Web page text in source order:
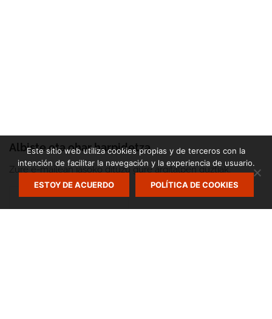
Albiste eta ohar harpidetza
Zure e-mailean jasoko dituzu gure argitalpen guztiak.
Este sitio web utiliza cookies propias y de terceros con la
intención de facilitar la navegación y la experiencia de usuario.
ESTOY DE ACUERDO POLÍTICA DE COOKIES